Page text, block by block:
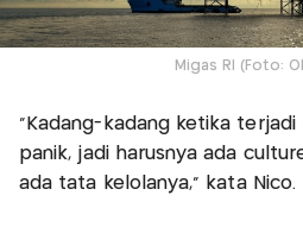
Migas RI (Foto:
"Kadang-kadang ketika terjadi
panik, jadi harusnya ada
ada tata kelolanya," kata Nico.